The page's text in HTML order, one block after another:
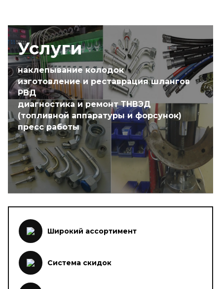
Услуги
наклепывание колодок
изготовление и реставрация шлангов
РВД
диагностика и ремонт ТНВЭД
(топливной аппаратуры и форсунок)
пресс работы
Широкий ассортимент
Система скидок